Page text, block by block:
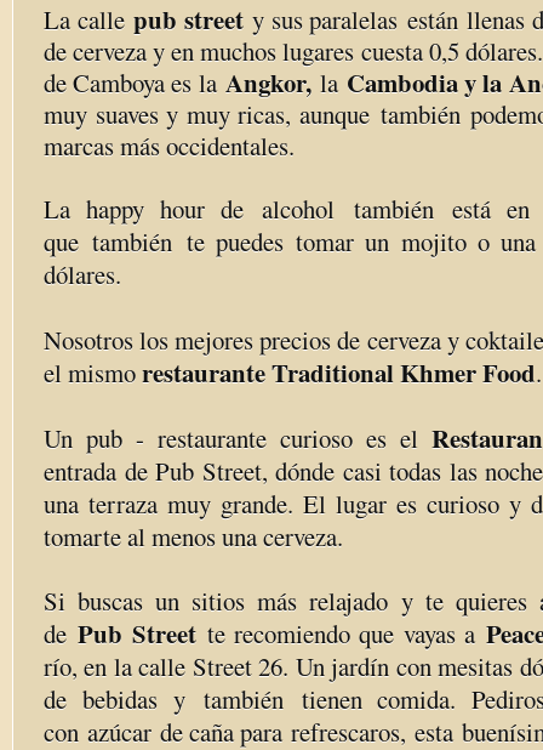
La callepub streety sus paralelas están llenas
de cerveza y en muchos lugares cuesta 0,5
de Camboya es la Angkor, laCambodia y la
muy suaves y muy ricas, aunque también
marcas más occidentales.
La happy hour de alcohol también está en
que también te puedes tomar un mojito o
dólares.
Nosotros los mejores precios de cerveza y
el mismorestaurante Traditional Khmer Food.
Un pub - restaurante curioso es el
entrada de Pub Street, dónde casi todas las
una terraza muy grande. El lugar es curioso y
tomarte al menos una cerveza.
Si buscas un sitios más relajado y te quieres
dePub Streette recomiendo que vayas a
río, en la calle Street 26. Un jardín con mesitas
de bebidas y también tienen comida.
con azúcar de caña para refrescaros, esta